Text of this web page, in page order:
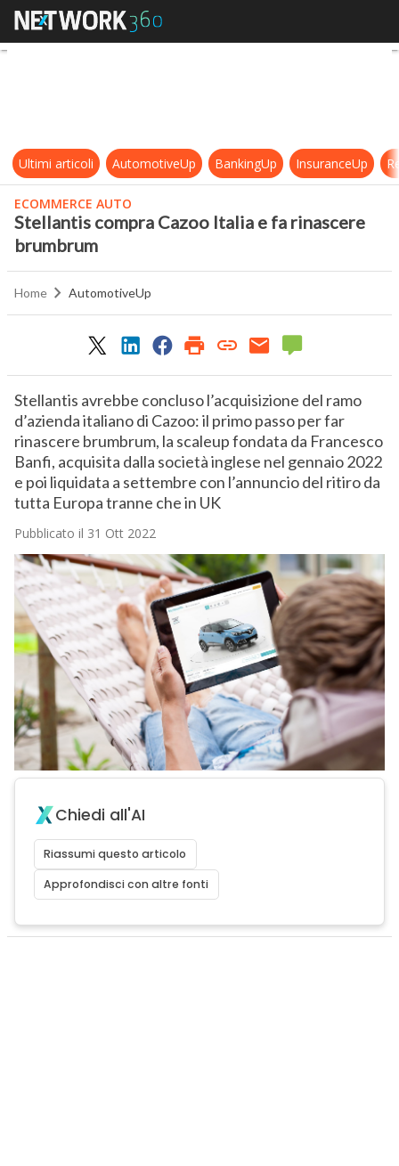
Stellantis compra Cazoo Italia e
Ultimi articoli AutomotiveUp BankingUp InsuranceUp
ECOMMERCE AUTO
Stellantis compra Cazoo Italia e fa rinascere
brumbrum
Home AutomotiveUp
Stellantis avrebbe concluso l’acquisizione del ramo
d’azienda italiano di Cazoo: il primo passo per far
rinascere brumbrum, la scaleup fondata da Francesco
Banfi, acquisita dalla società inglese nel gennaio 2022
e poi liquidata a settembre con l’annuncio del ritiro da
tutta Europa tranne che in UK
Pubblicato il 31 Ott 2022
Chiedi all'AI
Riassumi questo articolo
Approfondisci con altre fonti